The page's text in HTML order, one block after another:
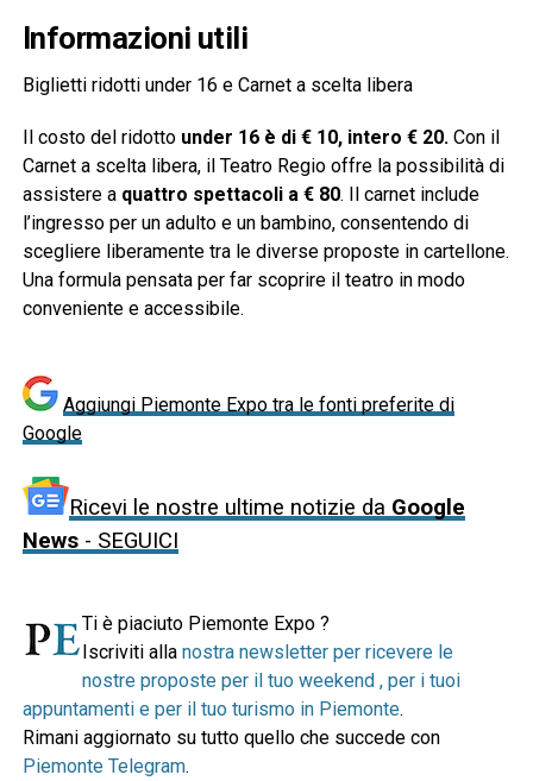
Informazioni utili
Biglietti ridotti under 16 e Carnet a scelta libera
Il costo del ridotto under 16 è di € 10, intero € 20.Con il
Carnet a scelta libera, il Teatro Regio offre la possibilità di
assistere a quattro spettacoli a € 80. Il carnet include
l’ingresso per un adulto e un bambino, consentendo di
scegliere liberamente tra le diverse proposte in cartellone.
Una formula pensata per far scoprire il teatro in modo
conveniente e accessibile.
Aggiungi Piemonte Expo tra le fonti preferite di
Google
Ricevi le nostre ultime notizie da Google
News- SEGUICI
Ti è piaciuto Piemonte Expo ?
Iscriviti alla nostra newsletter per ricevere le
nostre proposte per il tuo weekend , per i tuoi
appuntamenti e per il tuo turismo in Piemonte.
Rimani aggiornato su tutto quello che succede con
Piemonte Telegram.